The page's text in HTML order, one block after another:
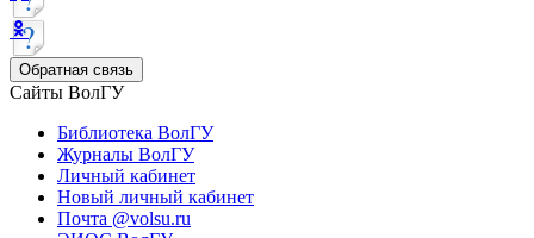
Обратная связь
Сайты ВолГУ
Библиотека ВолГУ
Журналы ВолГУ
Личный кабинет
Новый личный кабинет
Почта @volsu.ru